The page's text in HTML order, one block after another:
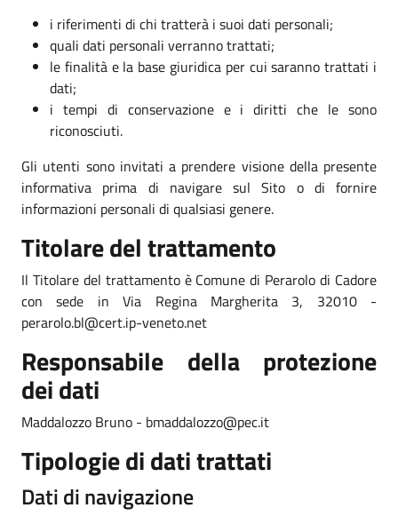
i riferimenti di chi tratterà i suoi dati personali;
quali dati personali verranno trattati;
le finalità e la base giuridica per cui saranno trattati i
dati;
i tempi di conservazione e i diritti che le sono
riconosciuti.
Gli utenti sono invitati a prendere visione della presente
informativa prima di navigare sul Sito o di fornire
informazioni personali di qualsiasi genere.
Titolare del trattamento
Il Titolare del trattamento è Comune di Perarolo di Cadore
con sede in Via Regina Margherita 3, 32010 -
perarolo.bl@cert.ip-veneto.net
Responsabile della protezione
dei dati
Maddalozzo Bruno - bmaddalozzo@pec.it
Tipologie di dati trattati
Dati di navigazione